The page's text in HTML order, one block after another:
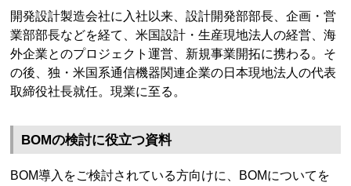
開発設計製造会社に入社以来、設計開発部部長、企画・営
業部部長などを経て、米国設計・生産現地法人の経営、海
外企業とのプロジェクト運営、新規事業開拓に携わる。そ
の後、独・米国系通信機器関連企業の日本現地法人の代表
取締役社長就任。現業に至る。
BOMの検討に役立つ資料
BOM導入をご検討されている方向けに、BOMについてを